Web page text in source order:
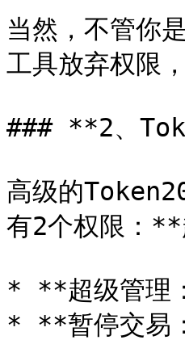
当然，不管你
工具放弃权限
### **2、
高级的
有2个权限：
* **超级管理
* **暂停交易